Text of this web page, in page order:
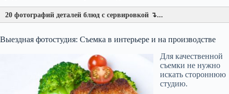
20 фотографий деталей блюд с сервировкой ↴...
Выездная фотостудия: Съемка в интерьере и на производстве
Для качественной
съемки не нужно
искать стороннюю
студию.